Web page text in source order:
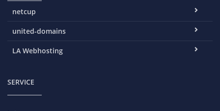
netcup
united-domains
LA Webhosting
SERVICE